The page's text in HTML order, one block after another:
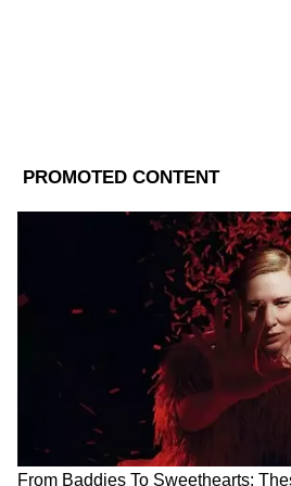
DOWNLOAD APP